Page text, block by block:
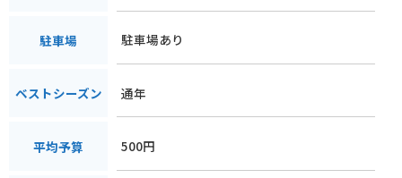
駐車場 駐車場あり
ベストシーズン 通年
平均予算 500円